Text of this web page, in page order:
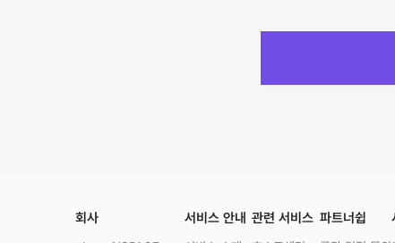
회사 서비스 안내 관련 서비스 파트너쉽